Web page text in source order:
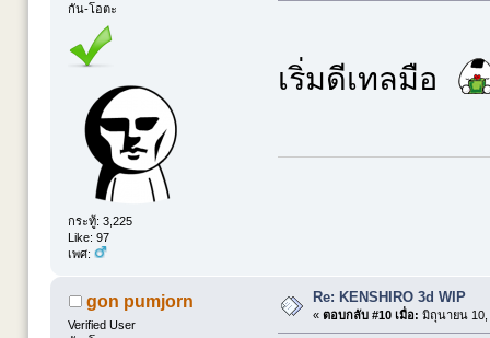
กัน-โอตะ
กระทู้: 3,225
Like: 97
เพศ:
เริ่มดีเทลมือ
gon pumjorn
Verified User
Re: KENSHIRO 3d WIP
« ตอบกลับ #10 เมื่อ: มิถุนายน 10,